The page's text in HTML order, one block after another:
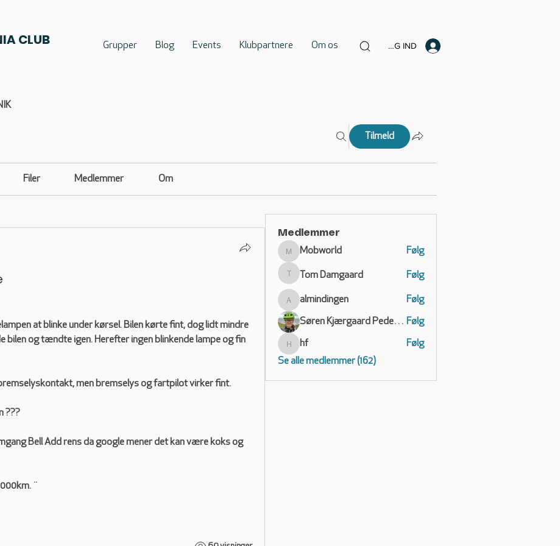
CLUB Grupper Blog Events Klubpartnere Om os LOG IND
Tilmeld
Filer Medlemmer Om
at blinke under kørsel. Bilen kørte fint, dog lidt mindre
og tændte igen. Herefter ingen blinkende lampe og fin
men bremselys og fartpilot virker fint.
???
Bell Add rens da google mener det kan være koks og
¨
Medlemmer
Mobworld
Mobworld Følg
Tom Damgaard
Tom Damgaard Følg
almindingen
almindingen Følg
Søren Kjærgaard Pedersen Følg
hf
Følg
Se alle medlemmer (162)